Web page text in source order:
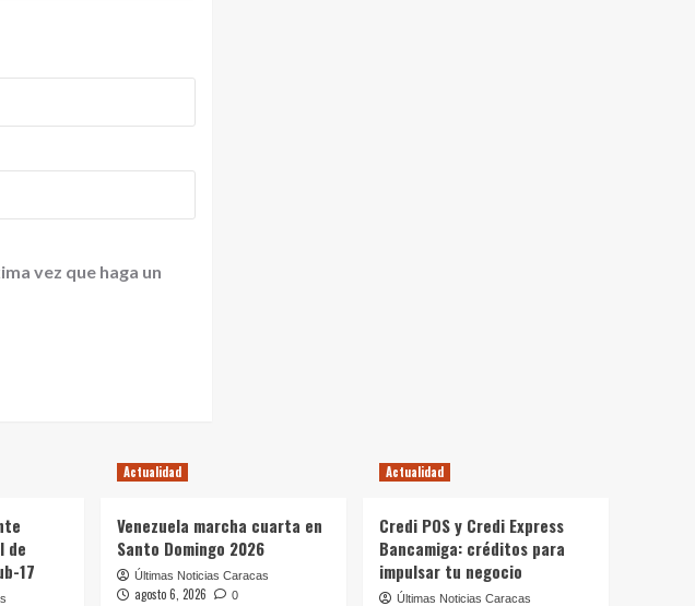
vez que haga un
de
17
Actualidad
Venezuela marcha cuarta en
Santo Domingo 2026
Últimas Noticias Caracas
agosto 6, 2026 0
Actualidad
Credi POS y Credi Express
Bancamiga: créditos para
impulsar tu negocio
Últimas Noticias Caracas